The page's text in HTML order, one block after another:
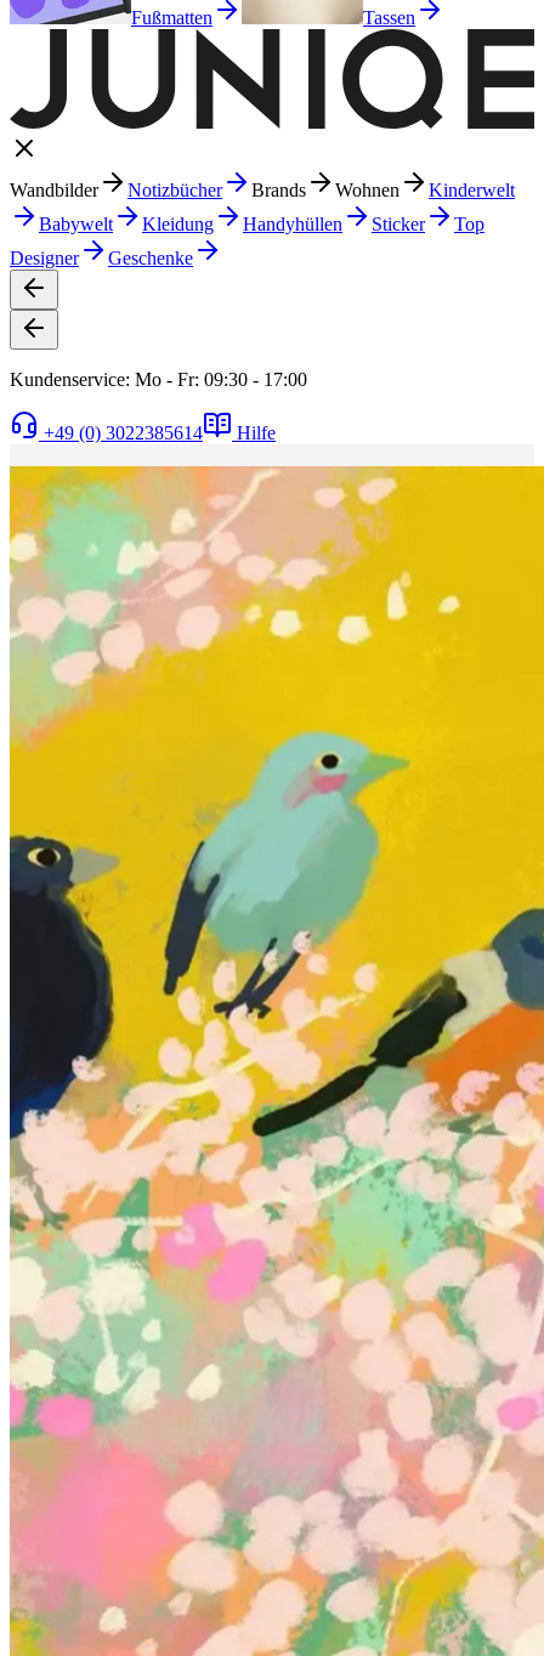
Fußmatten Tassen
Wandbilder Notizbücher Brands Wohnen
Kinderwelt
Babywelt
Kleidung Handyhüllen Sticker
Top
Designer
Geschenke
Kundenservice: Mo - Fr: 09:30 - 17:00
+49 (0) 3022385614 Hilfe